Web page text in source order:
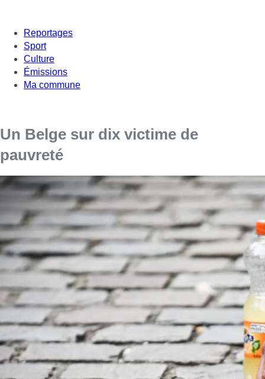
Reportages
Sport
Culture
Émissions
Ma commune
Un Belge sur dix victime de
pauvreté